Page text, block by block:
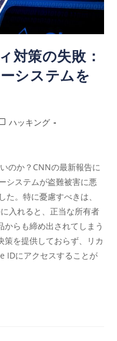
対策の失敗：
システムを
ハッキング
のか？CNNの最新報告に
システムが盗難被害に悪
。特に憂慮すべきは、
入れると、正当な所有者
らも締め出されてしまう
を提供しておらず、リカ
IDにアクセスすることが